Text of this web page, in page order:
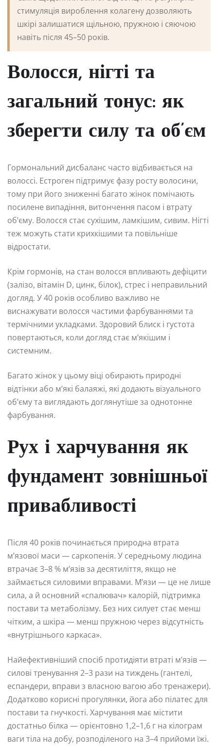
стимуляція вироблення колагену дозволяють
шкірі залишатися щільною, пружною і сяючою
навіть після 45–50 років.
Волосся, нігті та
загальний тонус: як
зберегти силу та об’єм
Гормональний дисбаланс часто відбивається на
волоссі. Естроген підтримує фазу росту волосини,
тому при його зниженні багато жінок помічають
посилене випадіння, витончення пасом і втрату
об’єму. Волосся стає сухішим, ламкішим, сивим. Нігті
теж можуть стати крихкішими та повільніше
відростати.
Крім гормонів, на стан волосся впливають дефіцити
(залізо, вітамін D, цинк, білок), стрес і неправильний
догляд. У 40 років особливо важливо не
виснажувати волосся частими фарбуваннями та
термічними укладками. Здоровий блиск і густота
повертаються, коли догляд стає м’якішим і
системним.
Багато жінок у цьому віці обирають природні
відтінки або м’які балаяжі, які додають візуального
об’єму та виглядають доглянутіше за однотонне
фарбування.
Рух і харчування як
фундамент зовнішньої
привабливості
Після 40 років починається природна втрата
м’язової маси — саркопенія. У середньому людина
втрачає 3–8 % м’язів за десятиліття, якщо не
займається силовими вправами. М’язи — це не лише
сила, а й основний «спалювач» калорій, підтримка
постави та метаболізму. Без них силует стає менш
чітким, а шкіра — менш пружною через відсутність
«внутрішнього каркаса».
Найефективніший спосіб протидіяти втраті м’язів —
силові тренування 2–3 рази на тиждень (гантелі,
еспандери, вправи з власною вагою або тренажери).
Додатково корисні прогулянки, йога або пілатес для
постави та гнучкості. Харчування має містити
достатньо білка — орієнтовно 1,2–1,6 г на кілограм
ваги тіла на добу, розподіленого на 3–4 прийоми їжі.